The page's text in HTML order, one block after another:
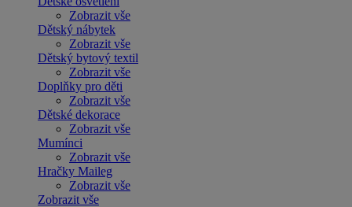
Zobrazit vše
Dětský nábytek
Zobrazit vše
Dětský bytový textil
Zobrazit vše
Doplňky pro děti
Zobrazit vše
Dětské dekorace
Zobrazit vše
Mumínci
Zobrazit vše
Hračky Maileg
Zobrazit vše
Zobrazit vše